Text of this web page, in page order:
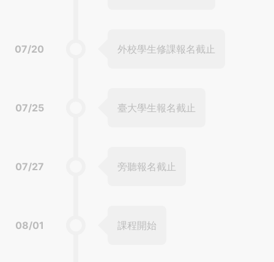
07/20 外校學生修課報名截止
07/25 臺大學生報名截止
07/27 旁聽報名截止
08/01 課程開始